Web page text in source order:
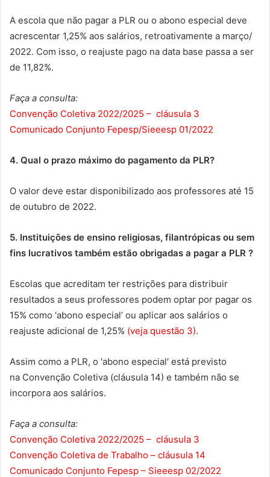
A escola que não pagar a PLR ou o abono especial deve
acrescentar 1,25% aos salários, retroativamente a março/
2022. Com isso, o reajuste pago na data base passa a ser
de 11,82%.
Faça a consulta:
Convenção Coletiva 2022/2025 – cláusula 3
Comunicado Conjunto Fepesp/Sieeesp 01/2022
4. Qual o prazo máximo do pagamento da PLR?
O valor deve estar disponibilizado aos professores até 15
de outubro de 2022.
5. Instituições de ensino religiosas, filantrópicas ou sem
fins lucrativos também estão obrigadas a pagar a PLR ?
Escolas que acreditam ter restrições para distribuir
resultados a seus professores podem optar por pagar os
15% como ‘abono especial’ ou aplicar aos salários o
reajuste adicional de 1,25% (veja questão 3).
Assim como a PLR, o ′abono especial′ está previsto
na Convenção Coletiva (cláusula 14) e também não se
incorpora aos salários.
Faça a consulta:
Convenção Coletiva 2022/2025 – cláusula 3
Convenção Coletiva de Trabalho – cláusula 14
Comunicado Conjunto Fepesp – Sieeesp 02/2022